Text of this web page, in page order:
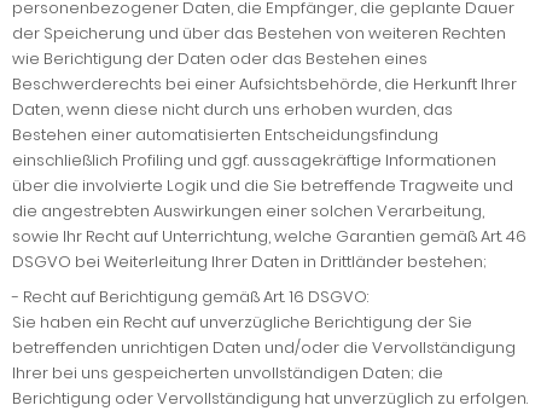
personenbezogener Daten, die Empfänger, die geplante Dauer
der Speicherung und über das Bestehen von weiteren Rechten
wie Berichtigung der Daten oder das Bestehen eines
Beschwerderechts bei einer Aufsichtsbehörde, die Herkunft Ihrer
Daten, wenn diese nicht durch uns erhoben wurden, das
Bestehen einer automatisierten Entscheidungsfindung
einschließlich Profiling und ggf. aussagekräftige Informationen
über die involvierte Logik und die Sie betreffende Tragweite und
die angestrebten Auswirkungen einer solchen Verarbeitung,
sowie Ihr Recht auf Unterrichtung, welche Garantien gemäß Art. 46
DSGVO bei Weiterleitung Ihrer Daten in Drittländer bestehen;
- Recht auf Berichtigung gemäß Art. 16 DSGVO:
Sie haben ein Recht auf unverzügliche Berichtigung der Sie
betreffenden unrichtigen Daten und/oder die Vervollständigung
Ihrer bei uns gespeicherten unvollständigen Daten; die
Berichtigung oder Vervollständigung hat unverzüglich zu erfolgen.